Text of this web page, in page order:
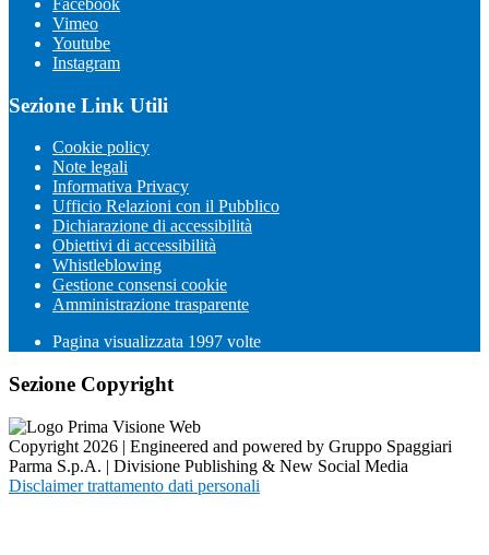
Facebook
Vimeo
Youtube
Instagram
Sezione Link Utili
Cookie policy
Note legali
Informativa Privacy
Ufficio Relazioni con il Pubblico
Dichiarazione di accessibilità
Obiettivi di accessibilità
Whistleblowing
Gestione consensi cookie
Amministrazione trasparente
Pagina visualizzata 1997 volte
Sezione Copyright
Copyright 2026 | Engineered and powered by Gruppo Spaggiari
Parma S.p.A. | Divisione Publishing & New Social Media
Disclaimer trattamento dati personali